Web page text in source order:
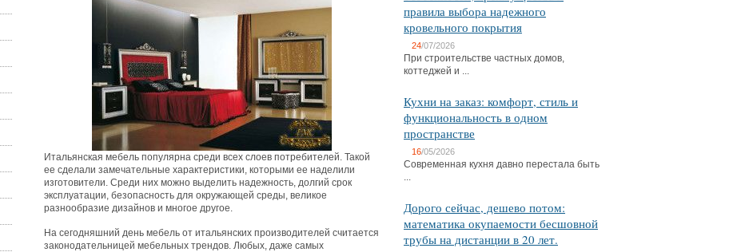
Итальянская мебель популярна среди всех слоев потребителей. Такой
ее сделали замечательные характеристики, которыми ее наделили
изготовители. Среди них можно выделить надежность, долгий срок
эксплуатации, безопасность для окружающей среды, великое
разнообразие дизайнов и многое другое.
На сегодняшний день мебель от итальянских производителей считается
законодательницей мебельных трендов. Любых, даже самых
правила выбора надежного
кровельного покрытия
24/07/2026
При строительстве частных домов,
коттеджей и ...
Кухни на заказ: комфорт, стиль и
функциональность в одном
пространстве
16/05/2026
Современная кухня давно перестала быть
...
Дорого сейчас, дешево потом:
математика окупаемости бесшовной
трубы на дистанции в 20 лет.